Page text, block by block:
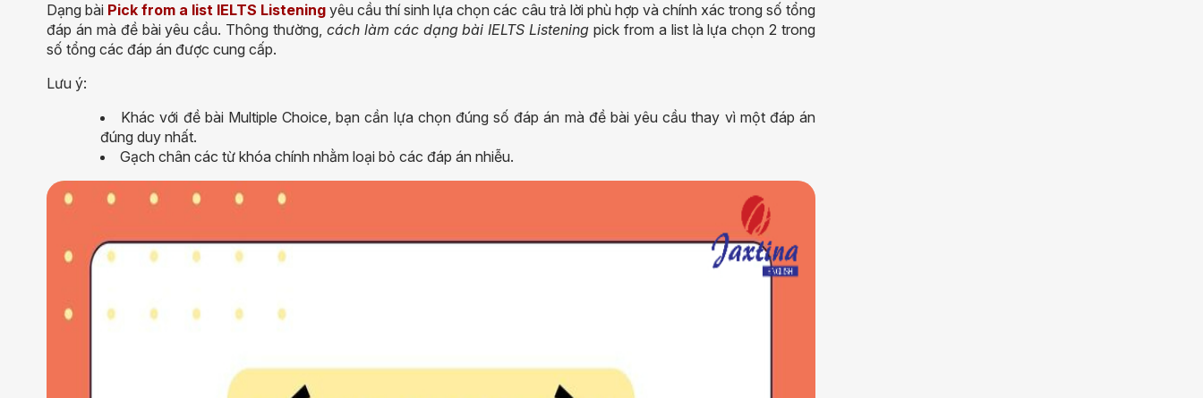
Dạng bài Pick from a list IELTS Listening yêu cầu thí sinh lựa chọn các câu trả lời phù hợp và chính xác trong số tổng
đáp án mà đề bài yêu cầu. Thông thường, cách làm các dạng bài IELTS Listening pick from a list là lựa chọn 2 trong
số tổng các đáp án được cung cấp.
Lưu ý:
Khác với đề bài Multiple Choice, bạn cần lựa chọn đúng số đáp án mà đề bài yêu cầu thay vì một đáp án
đúng duy nhất.
Gạch chân các từ khóa chính nhằm loại bỏ các đáp án nhiễu.